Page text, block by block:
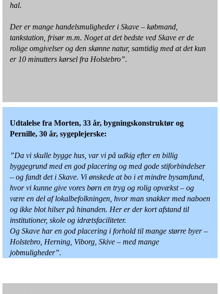
hal.
Der er mange handelsmuligheder i Skave – købmand,
tankstation, frisør m.m. Noget at det bedste ved Skave er de
rolige omgivelser og den skønne natur, samtidig med at det kun
er 10 minutters kørsel fra Holstebro”.
Udtalelse fra Morten, 33 år, bygnings­konstruktør og
Pernille, 30 år, sygeplejerske:
”Da vi skulle bygge hus, var vi på udkig efter en billig
byggegrund med en god placering og med gode stiforbindelser
– og fandt det i Skave. Vi ønskede at bo i et mindre bysamfund,
hvor vi kunne give vores børn en tryg og rolig opvækst – og
være en del af lokalbefolkningen, hvor man snakker med naboen
og ikke blot hilser på hinanden. Her er der kort afstand til
institutioner, skole og idrætsfaciliteter.
Og Skave har en god placering i forhold til mange større byer –
Holstebro, Herning, Viborg, Skive – med mange
jobmuligheder”.